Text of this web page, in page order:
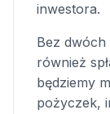
inwestora.
Bez dwóch
również
będziemy
pożyczek,